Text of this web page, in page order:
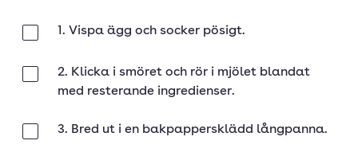
1. Vispa ägg och socker pösigt.
2. Klicka i smöret och rör i mjölet blandat
med resterande ingredienser.
3. Bred ut i en bakpappersklädd långpanna.